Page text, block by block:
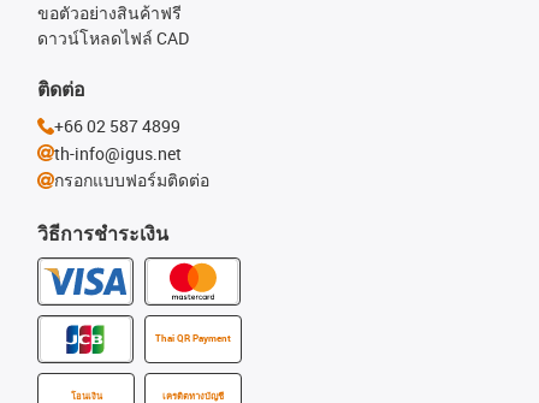
วิธีการชำระเงิน
Thai QR Payment
โอนเงิน เครดิตทางบัญชี
ขอตัวอย่างสินค้าฟรี
ดาวน์โหลดไฟล์ CAD
ติดต่อ
+66 02 587 4899
th-info@igus.net
กรอกแบบฟอร์มติดต่อ